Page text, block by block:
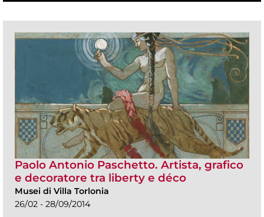
Paolo Antonio Paschetto. Artista, grafico
e decoratore tra liberty e déco
Musei di Villa Torlonia
26/02 - 28/09/2014